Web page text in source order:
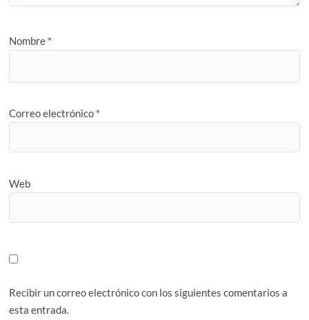
Nombre *
Correo electrónico *
Web
Recibir un correo electrónico con los siguientes comentarios a
esta entrada.